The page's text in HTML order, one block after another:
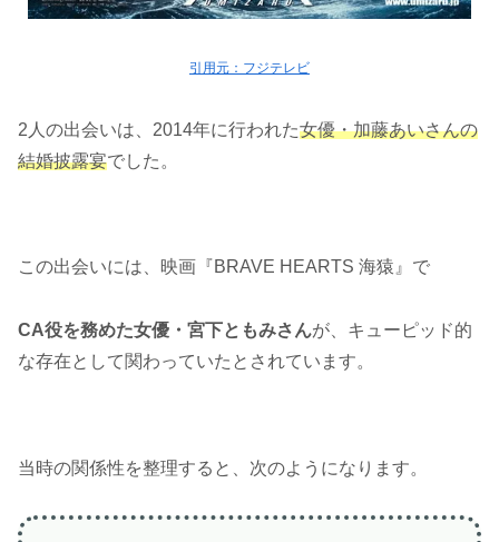
引用元：フジテレビ
2人の出会いは、2014年に行われた女優・加藤あいさんの
結婚披露宴でした。
この出会いには、映画『BRAVE HEARTS 海猿』で
CA役を務めた女優・宮下ともみさんが、キューピッド的
な存在として関わっていたとされています。
当時の関係性を整理すると、次のようになります。